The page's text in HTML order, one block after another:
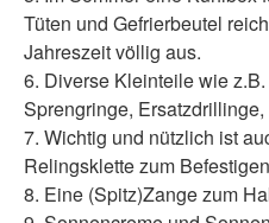
Tüten und Gefrierbeutel
Jahreszeit völlig aus.
6. Diverse Kleinteile wie
Sprengringe, Ersatzdrillinge,
7. Wichtig und nützlich ist
Relingsklette zum
8. Eine (Spitz)Zange zum